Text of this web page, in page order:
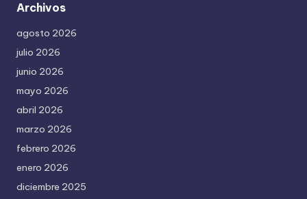
Archivos
agosto 2026
julio 2026
junio 2026
mayo 2026
abril 2026
marzo 2026
febrero 2026
enero 2026
diciembre 2025